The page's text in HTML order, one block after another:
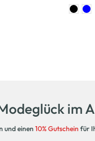
im
und einen 10% Gutschein für